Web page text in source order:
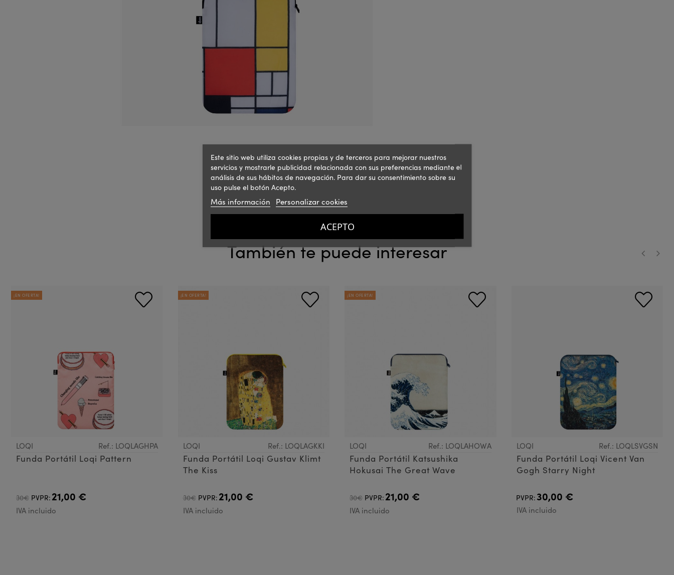
También te puede interesar
¡EN OFERTA!
LOQI Ref.: LOQLAGHPA
Funda Portátil Loqi Pattern
30€ PVPR: 21,00 €
IVA incluido
¡EN OFERTA!
LOQI Ref.: LOQLAGKKI
Funda Portátil Loqi Gustav Klimt
The Kiss
30€ PVPR: 21,00 €
IVA incluido
¡EN OFERTA!
LOQI Ref.: LOQLAHOWA
Funda Portátil Katsushika
Hokusai The Great Wave
30€ PVPR: 21,00 €
IVA incluido
LOQI Ref.: LOQLSVGSN
Funda Portátil Loqi Vicent Van
Gogh Starry Night
PVPR:30,00 €
IVA incluido
Este sitio web utiliza cookies propias y de terceros para mejorar nuestros
servicios y mostrarle publicidad relacionada con sus preferencias mediante el
análisis de sus hábitos de navegación. Para dar su consentimiento sobre su
uso pulse el botón Acepto.
Más información Personalizar cookies
ACEPTO